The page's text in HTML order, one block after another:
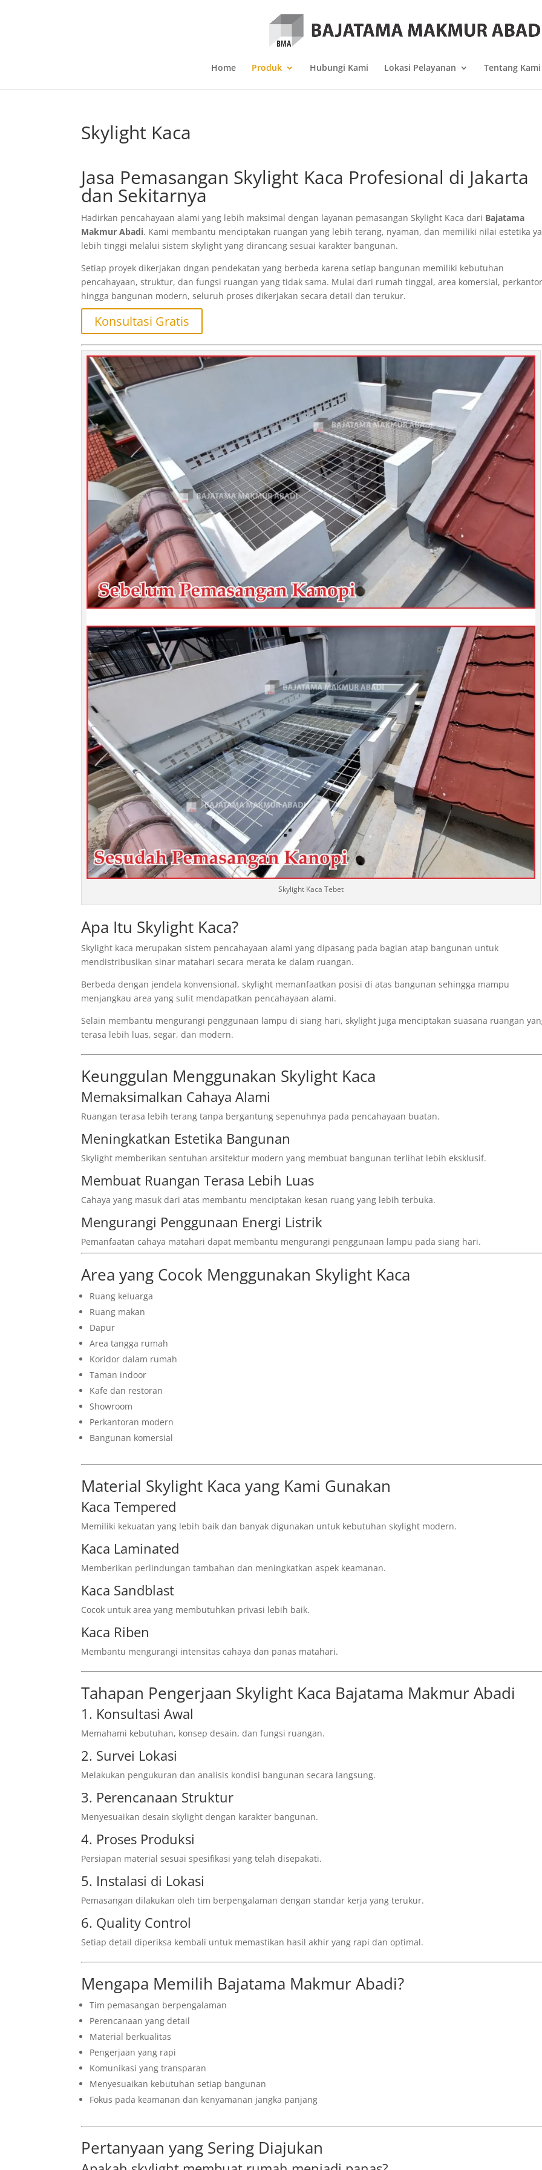
Home Produk Hubungi Kami Lokasi Pelayanan Tentang Kami
Skylight Kaca
Jasa Pemasangan Skylight Kaca Profesional di Jakarta
dan Sekitarnya
Hadirkan pencahayaan alami yang lebih maksimal dengan layanan pemasangan Skylight Kaca dari Bajatama
Makmur Abadi. Kami membantu menciptakan ruangan yang lebih terang, nyaman, dan memiliki nilai estetika
lebih tinggi melalui sistem skylight yang dirancang sesuai karakter bangunan.
Setiap proyek dikerjakan dngan pendekatan yang berbeda karena setiap bangunan memiliki kebutuhan
pencahayaan, struktur, dan fungsi ruangan yang tidak sama. Mulai dari rumah tinggal, area komersial,
hingga bangunan modern, seluruh proses dikerjakan secara detail dan terukur.
Konsultasi Gratis
Skylight Kaca Tebet
Apa Itu Skylight Kaca?
Skylight kaca merupakan sistem pencahayaan alami yang dipasang pada bagian atap bangunan untuk
mendistribusikan sinar matahari secara merata ke dalam ruangan.
Berbeda dengan jendela konvensional, skylight memanfaatkan posisi di atas bangunan sehingga mampu
menjangkau area yang sulit mendapatkan pencahayaan alami.
Selain membantu mengurangi penggunaan lampu di siang hari, skylight juga menciptakan suasana ruangan
terasa lebih luas, segar, dan modern.
Keunggulan Menggunakan Skylight Kaca
Memaksimalkan Cahaya Alami
Ruangan terasa lebih terang tanpa bergantung sepenuhnya pada pencahayaan buatan.
Meningkatkan Estetika Bangunan
Skylight memberikan sentuhan arsitektur modern yang membuat bangunan terlihat lebih eksklusif.
Membuat Ruangan Terasa Lebih Luas
Cahaya yang masuk dari atas membantu menciptakan kesan ruang yang lebih terbuka.
Mengurangi Penggunaan Energi Listrik
Pemanfaatan cahaya matahari dapat membantu mengurangi penggunaan lampu pada siang hari.
Area yang Cocok Menggunakan Skylight Kaca
Ruang keluarga
Ruang makan
Dapur
Area tangga rumah
Koridor dalam rumah
Taman indoor
Kafe dan restoran
Showroom
Perkantoran modern
Bangunan komersial
Material Skylight Kaca yang Kami Gunakan
Kaca Tempered
Memiliki kekuatan yang lebih baik dan banyak digunakan untuk kebutuhan skylight modern.
Kaca Laminated
Memberikan perlindungan tambahan dan meningkatkan aspek keamanan.
Kaca Sandblast
Cocok untuk area yang membutuhkan privasi lebih baik.
Kaca Riben
Membantu mengurangi intensitas cahaya dan panas matahari.
Tahapan Pengerjaan Skylight Kaca Bajatama Makmur Abadi
1. Konsultasi Awal
Memahami kebutuhan, konsep desain, dan fungsi ruangan.
2. Survei Lokasi
Melakukan pengukuran dan analisis kondisi bangunan secara langsung.
3. Perencanaan Struktur
Menyesuaikan desain skylight dengan karakter bangunan.
4. Proses Produksi
Persiapan material sesuai spesifikasi yang telah disepakati.
5. Instalasi di Lokasi
Pemasangan dilakukan oleh tim berpengalaman dengan standar kerja yang terukur.
6. Quality Control
Setiap detail diperiksa kembali untuk memastikan hasil akhir yang rapi dan optimal.
Mengapa Memilih Bajatama Makmur Abadi?
Tim pemasangan berpengalaman
Perencanaan yang detail
Material berkualitas
Pengerjaan yang rapi
Komunikasi yang transparan
Menyesuaikan kebutuhan setiap bangunan
Fokus pada keamanan dan kenyamanan jangka panjang
Pertanyaan yang Sering Diajukan